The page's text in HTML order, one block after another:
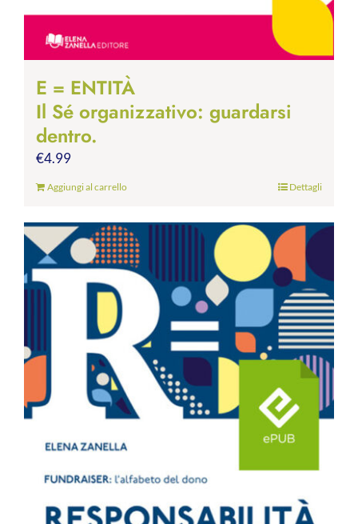
E = ENTITÀ
Il Sé organizzativo: guardarsi
dentro.
€4.99
Aggiungi al carrello Dettagli